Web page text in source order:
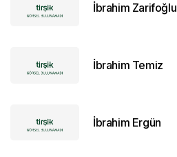
İbrahim Zarifoğlu
İbrahim Temiz
İbrahim Ergün